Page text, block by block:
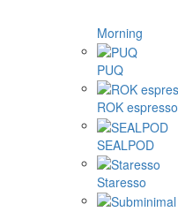
Morning
PUQ
ROK espresso
SEALPOD
Staresso